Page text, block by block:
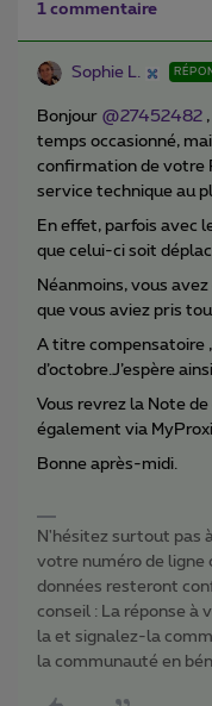
1 commentaire
Sophie L.
Bonjour @27452482
temps occasionné,
confirmation de votre
service technique au
En effet, parfois avec
que celui-ci soit
Néanmoins, vous
que vous aviez pris
A titre compensatoire
d’octobre.J’espère
Vous revrez la Note de
également via
Bonne après-midi.
N'hésitez surtout pas
votre numéro de ligne
données resteront
conseil : La réponse à
la et signalez-la
la communauté en